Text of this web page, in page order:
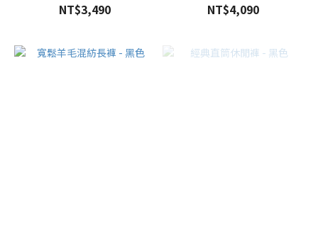
NT$3,490 NT$4,090